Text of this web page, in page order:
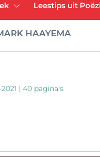
Leestips uit
HAAYEMA
| 40 pagina's